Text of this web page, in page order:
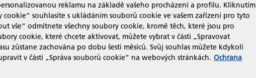
a soukromí Podmínky použití Ochrana informací
reklamu na základě vašeho procházení a profilu. Kliknutím
cookie“ souhlasíte s ukládáním souborů cookie ve vašem zařízení pro tyto
vše“ odmítnete všechny soubory cookie, kromě těch, které jsou pro
cookie, které chcete aktivovat, můžete vybrat v části „Spravovat
zůstane zachována po dobu šesti měsíců. Svůj souhlas můžete kdykoli
v části „Správa souborů cookie“ na webových stránkách. Ochrana